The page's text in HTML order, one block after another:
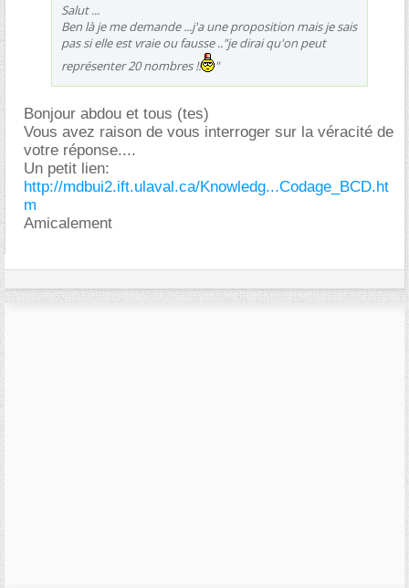
Salut ...
Ben là je me demande ...j'a une proposition mais je sais
pas si elle est vraie ou fausse .."je dirai qu'on peut
représenter 20 nombres !!
"
Bonjour abdou et tous (tes)
Vous avez raison de vous interroger sur la véracité de
votre réponse....
Un petit lien:
http://mdbui2.ift.ulaval.ca/Knowledg...Codage_BCD.ht
m
Amicalement